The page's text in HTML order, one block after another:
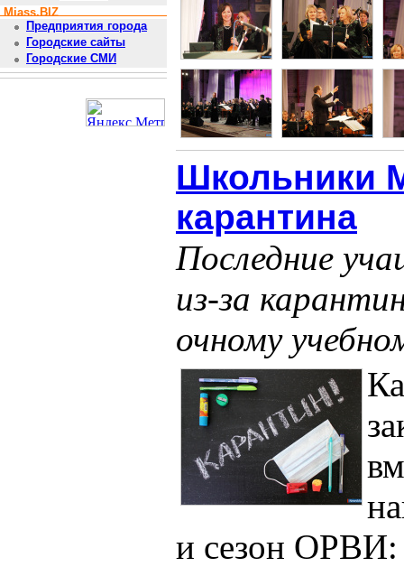
Miass.BIZ
Предприятия города
Городские сайты
Городские СМИ
Школьники
карантина
Последние
из-за
очному
и сезон ОРВИ: